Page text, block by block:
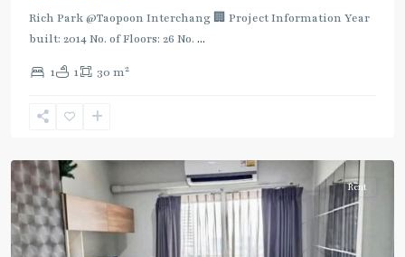
Rich Park @Taopoon Interchang 🏢 Project Information Year
built: 2014 No. of Floors: 26 No. ...
1 1 30 m2
Bang
บางซื่อ,
Rent